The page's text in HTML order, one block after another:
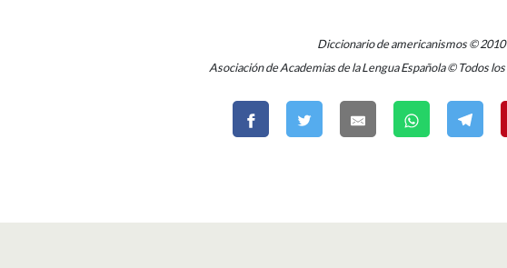
Diccionario de americanismos © 2010
Asociación de Academias de la Lengua Española © Todos